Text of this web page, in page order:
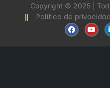
Copyright © 2025 |
Política de
F
a
c
Y
o
u